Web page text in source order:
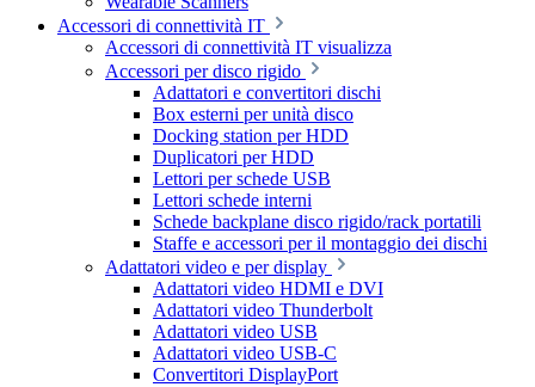
Accessori di connettività IT
Accessori di connettività IT visualizza
Accessori per disco rigido
Adattatori e convertitori dischi
Box esterni per unità disco
Docking station per HDD
Duplicatori per HDD
Lettori per schede USB
Lettori schede interni
Schede backplane disco rigido/rack portatili
Staffe e accessori per il montaggio dei dischi
Adattatori video e per display
Adattatori video HDMI e DVI
Adattatori video Thunderbolt
Adattatori video USB
Adattatori video USB-C
Convertitori DisplayPort